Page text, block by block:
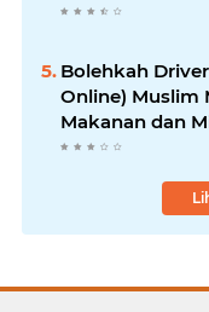
Bolehkah
Online) Muslim
Makanan dan
ke Pelanggan?